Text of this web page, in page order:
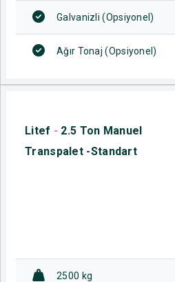
Galvanizli (Opsiyonel)
Ağır Tonaj (Opsiyonel)
Litef - 2.5 Ton Manuel
Transpalet -Standart
2500 kg